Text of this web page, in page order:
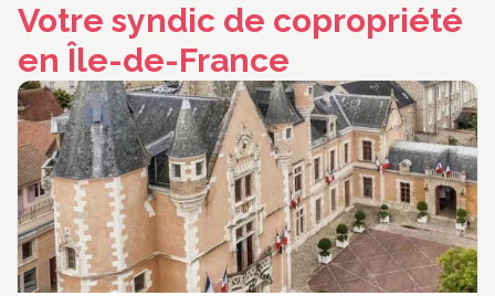
Votre syndic de copropriété
en Île-de-France